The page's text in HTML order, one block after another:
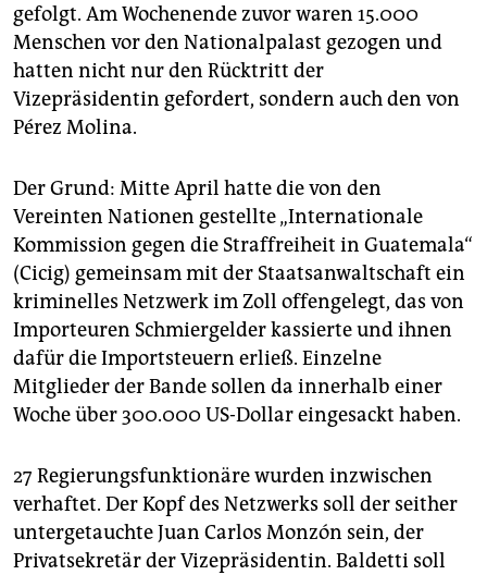
gefolgt. Am Wochenende zuvor waren 15.000
Menschen vor den Nationalpalast gezogen und
hatten nicht nur den Rücktritt der
Vizepräsidentin gefordert, sondern auch den von
Pérez Molina.
Der Grund: Mitte April hatte die von den
Vereinten Nationen gestellte „Internationale
Kommission gegen die Straffreiheit in Guatemala“
(Cicig) gemeinsam mit der Staatsanwaltschaft ein
kriminelles Netzwerk im Zoll offengelegt, das von
Importeuren Schmiergelder kassierte und ihnen
dafür die Importsteuern erließ. Einzelne
Mitglieder der Bande sollen da innerhalb einer
Woche über 300.000 US-Dollar eingesackt haben.
27 Regierungsfunktionäre wurden inzwischen
verhaftet. Der Kopf des Netzwerks soll der seither
untergetauchte Juan Carlos Monzón sein, der
Privatsekretär der Vizepräsidentin. Baldetti soll